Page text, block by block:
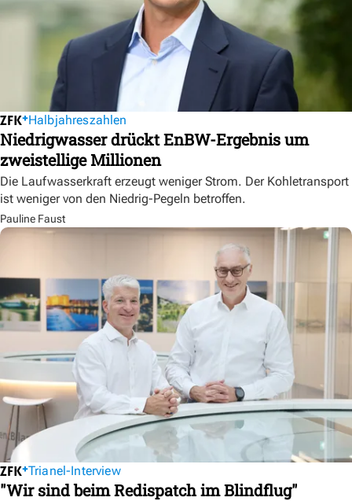
Halbjahreszahlen
Niedrigwasser drückt EnBW-Ergebnis um
zweistellige Millionen
Die Laufwasserkraft erzeugt weniger Strom. Der Kohletransport
ist weniger von den Niedrig-Pegeln betroffen.
Pauline Faust
Trianel-Interview
"Wir sind beim Redispatch im Blindflug"